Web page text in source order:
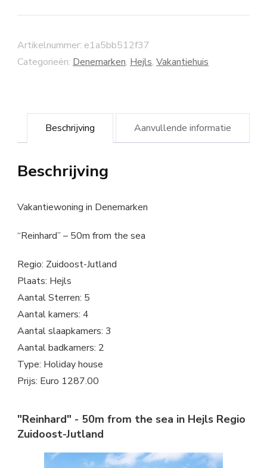
Artikelnummer: e1a5bb512f37
Categorieën: Denemarken, Hejls, Vakantiehuis
Beschrijving Aanvullende informatie
Beschrijving
Vakantiewoning in Denemarken
“Reinhard” – 50m from the sea
Regio: Zuidoost-Jutland
Plaats: Hejls
Aantal Sterren: 5
Aantal kamers: 4
Aantal slaapkamers: 3
Aantal badkamers: 2
Type: Holiday house
Prijs: Euro 1287.00
"Reinhard" - 50m from the sea in Hejls Regio
Zuidoost-Jutland